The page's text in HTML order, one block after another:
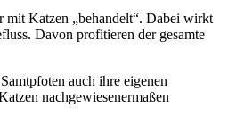
mit Katzen „behandelt“. Dabei wirkt
Davon profitieren der gesamte
auch ihre eigenen
nachgewiesenermaßen